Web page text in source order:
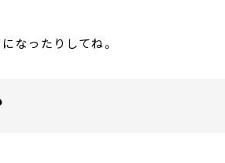
なったりしてね。